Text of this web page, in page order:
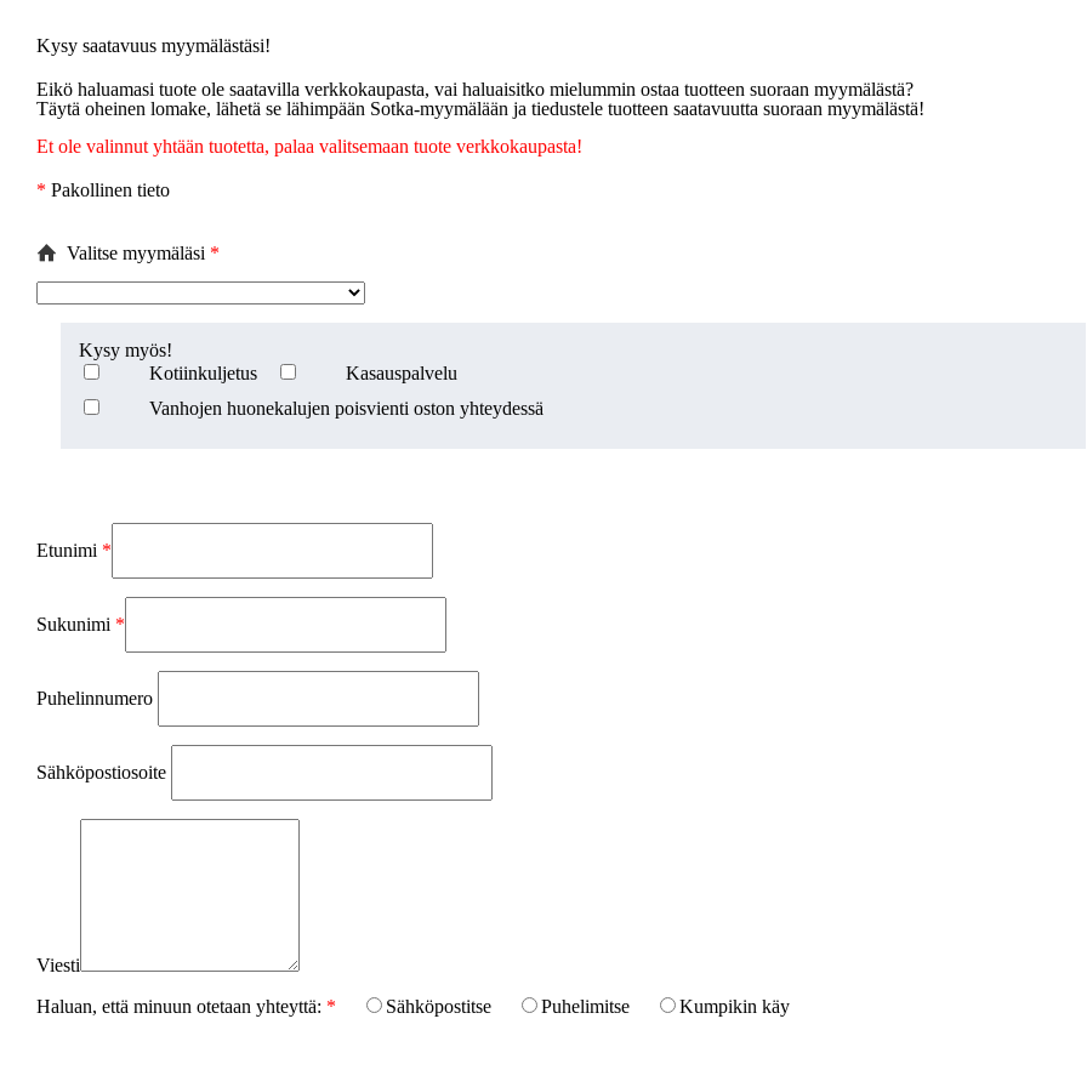
Kysy saatavuus myymälästäsi!
Eikö haluamasi tuote ole saatavilla verkkokaupasta, vai haluaisitko mielummin ostaa tuotteen suoraan myymälästä?
Täytä oheinen lomake, lähetä se lähimpään Sotka-myymälään ja tiedustele tuotteen saatavuutta suoraan myymälästä!
Et ole valinnut yhtään tuotetta, palaa valitsemaan tuote verkkokaupasta!
* Pakollinen tieto
Valitse myymäläsi *
Kysy myös!
Kotiinkuljetus
Kasauspalvelu
Vanhojen huonekalujen poisvienti oston yhteydessä
Etunimi *
Sukunimi *
Puhelinnumero
Sähköpostiosoite
Viesti
Haluan, että minuun otetaan yhteyttä: * Sähköpostitse Puhelimitse Kumpikin käy